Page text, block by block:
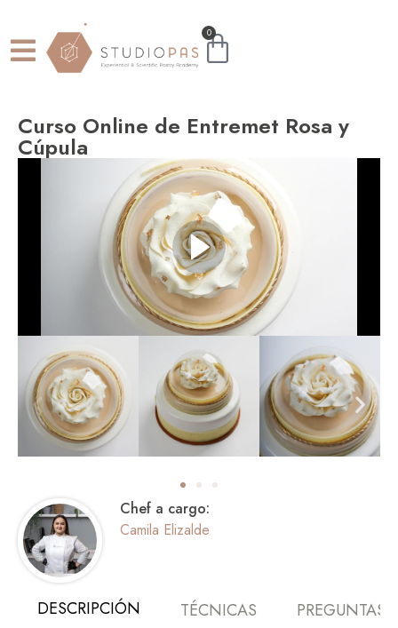
0
Curso Online de Entremet Rosa y
Cúpula
Chef a cargo:
Camila Elizalde
DESCRIPCIÓN TÉCNICAS PREGUNTAS